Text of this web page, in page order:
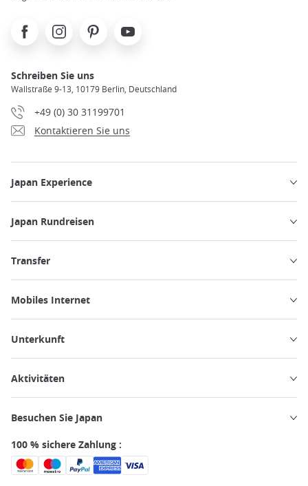
FacebookInstagramPinterest Youtube
Schreiben Sie uns
Wallstraße 9-13, 10179 Berlin, Deutschland
+49 (0) 30 31199701
Kontaktieren Sie uns
Japan Experience
Japan Rundreisen
Transfer
Mobiles Internet
Unterkunft
Aktivitäten
Besuchen Sie Japan
100 % sichere Zahlung :